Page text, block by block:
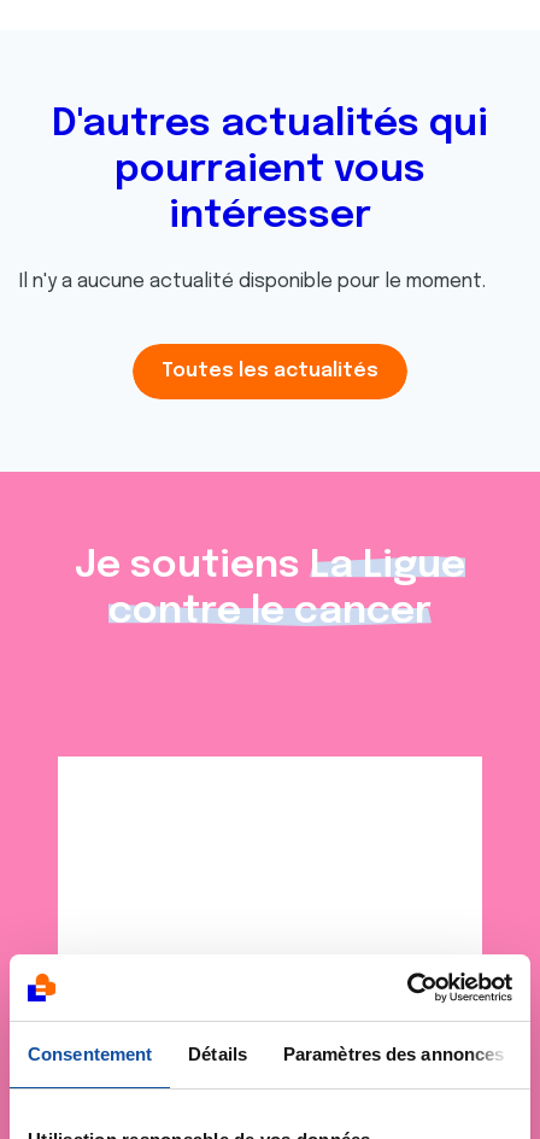
Consentement Détails Paramètres des annonces
D'autres actualités qui
pourraient vous
intéresser
Il n'y a aucune actualité disponible pour le moment.
Toutes les actualités
Je soutiens La Ligue
contre le cancer